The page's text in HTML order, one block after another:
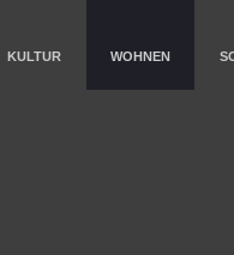
KULTUR WOHNEN